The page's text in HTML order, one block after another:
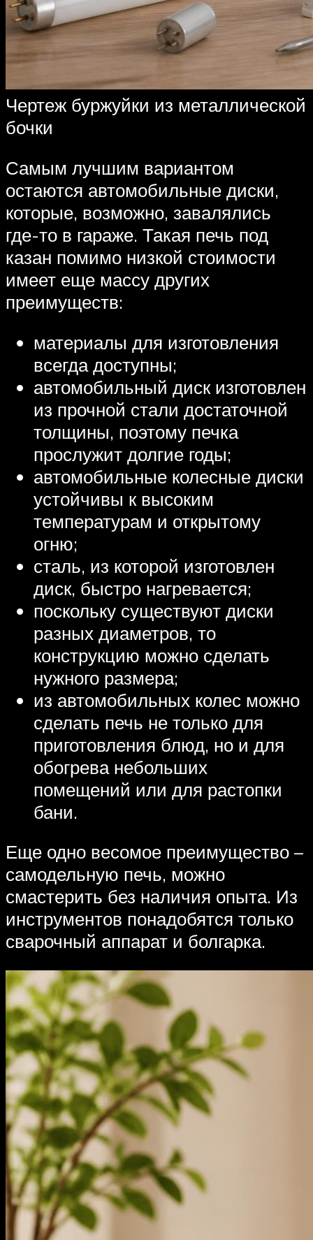
Чертеж буржуйки из металлической
бочки
Самым лучшим вариантом
остаются автомобильные диски,
которые, возможно, завалялись
где-то в гараже. Такая печь под
казан помимо низкой стоимости
имеет еще массу других
преимуществ:
материалы для изготовления
всегда доступны;
автомобильный диск изготовлен
из прочной стали достаточной
толщины, поэтому печка
прослужит долгие годы;
автомобильные колесные диски
устойчивы к высоким
температурам и открытому
огню;
сталь, из которой изготовлен
диск, быстро нагревается;
поскольку существуют диски
разных диаметров, то
конструкцию можно сделать
нужного размера;
из автомобильных колес можно
сделать печь не только для
приготовления блюд, но и для
обогрева небольших
помещений или для растопки
бани.
Еще одно весомое преимущество –
самодельную печь, можно
смастерить без наличия опыта. Из
инструментов понадобятся только
сварочный аппарат и болгарка.